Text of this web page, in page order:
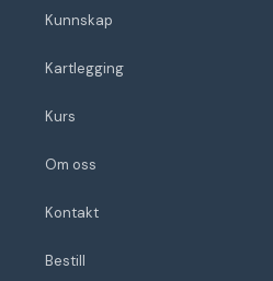
Kunnskap
Kartlegging
Kurs
Om oss
Kontakt
Bestill